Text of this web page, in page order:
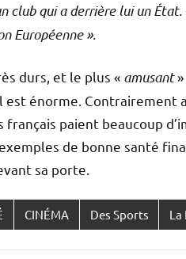
club qui a derrière lui un
Européenne ».
durs, et le plus « amusant
énorme. Contrairement
français paient beaucoup
de bonne santé
sa porte.
CINÉMA Des Sports La